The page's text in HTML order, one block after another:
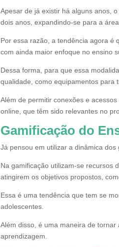
Apesar de já existir há alguns anos,
dois anos, expandindo-se para a
Por essa razão, a tendência agora é
com ainda maior enfoque no ensino
Dessa forma, para que essa
qualidade, como equipamentos para
Além de permitir conexões e
online, que têm sido relevantes no
Gamificação do
Já pensou em utilizar a dinâmica
Na gamificação utilizam-se recursos
atingirem os objetivos propostos,
Essa é uma tendência que tem se
adolescentes.
Além disso, é uma maneira de
aprendizagem.